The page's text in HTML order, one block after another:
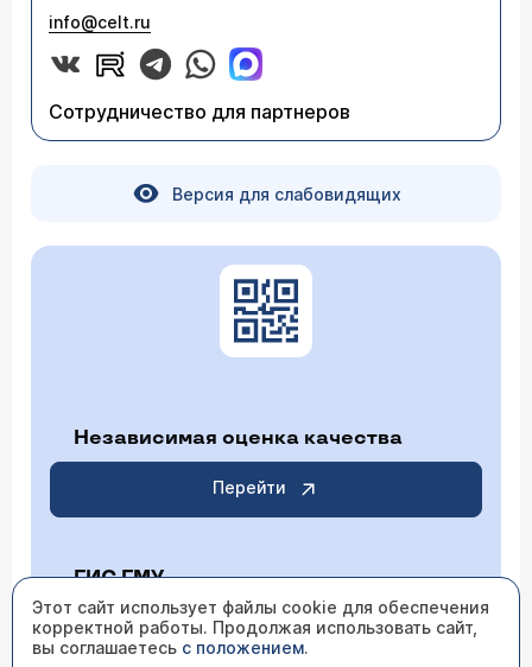
info@celt.ru
Сотрудничество для партнеров
Версия для слабовидящих
Независимая оценка качества
Перейти
ГИС ГМУ
Перейти
Этот сайт использует файлы cookie для обеспечения
корректной работы. Продолжая использовать сайт,
вы соглашаетесь с положением.